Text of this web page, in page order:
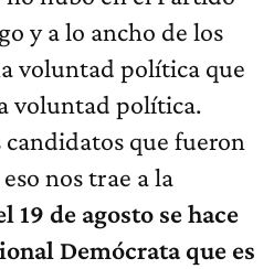
y a lo ancho de los
voluntad política que
voluntad política.
candidatos que fueron
nos trae a la
19 de agosto se hace
Demócrata que es